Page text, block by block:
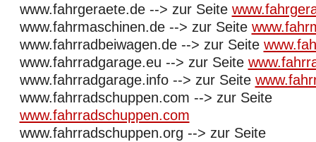
www.fahrgeraete.de --> zur Seite
www.fahrmaschinen.de --> zur Seite
www.fahrradbeiwagen.de --> zur Seite
www.fahrradgarage.eu --> zur Seite
www.fahrradgarage.info --> zur Seite
www.fahrradschuppen.com --> zur Seite
www.fahrradschuppen.com
www.fahrradschuppen.org --> zur Seite